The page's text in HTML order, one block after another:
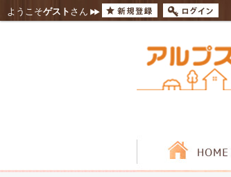
ようこそゲスト さん